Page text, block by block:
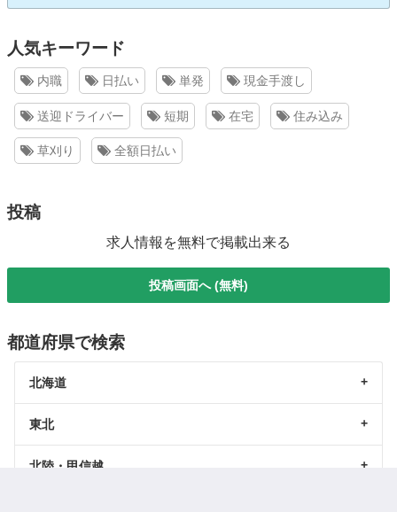
人気キーワード
内職 日払い 単発 現金手渡し
送迎ドライバー 短期 在宅 住み込み
草刈り 全額日払い
投稿
求人情報を無料で掲載出来る
投稿画面へ (無料)
都道府県で検索
北海道
東北
北陸・甲信越